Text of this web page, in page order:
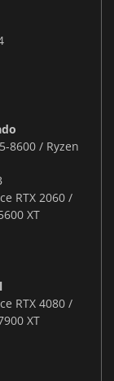
8600 / Ryzen
RTX 2060 /
XT
RTX 4080 /
XT